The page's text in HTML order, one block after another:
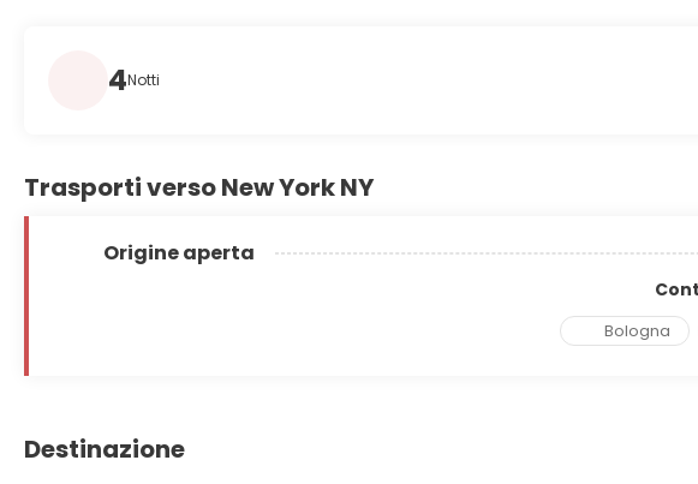
4Notti
Trasporti verso New York NY
Origine aperta
Bologna
Destinazione